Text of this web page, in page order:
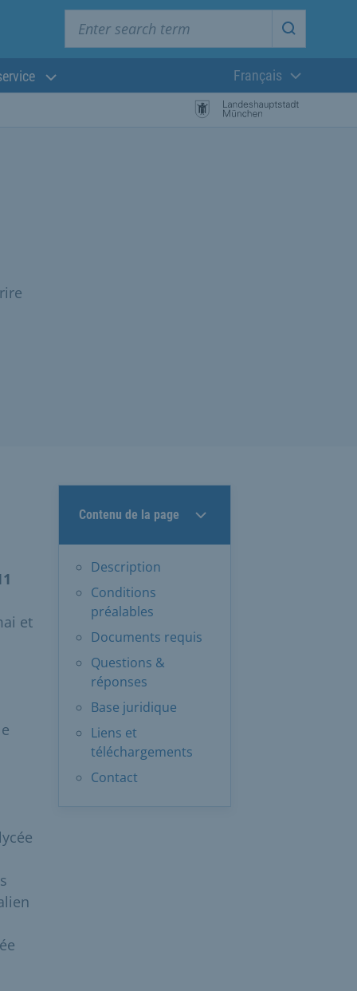
Start
Langue
Français
Contenu de la page
Description
Conditions
préalables
Documents requis
Questions &
réponses
Base juridique
Liens et
téléchargements
Contact
et